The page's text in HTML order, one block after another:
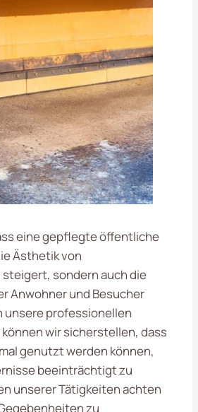
eine gepflegte öffentliche
Ästhetik von
steigert, sondern auch die
Anwohner und Besucher
unsere professionellen
wir sicherstellen, dass
genutzt werden können,
beeinträchtigt zu
unserer Tätigkeiten achten
zu